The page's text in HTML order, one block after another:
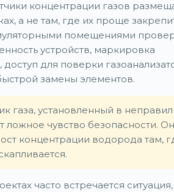
концентрации газов
а не там, где их проще
помещениями
устройств, маркировка
для поверки
замены элементов.
газа, установленный в
ложное чувство безопасности.
концентрации водорода там,
часто встречается